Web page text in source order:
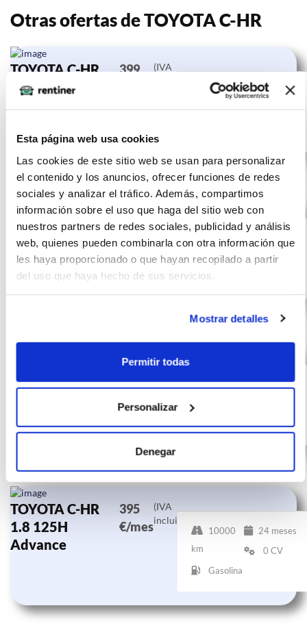
Esta página web usa cookies
Las cookies de este sitio web se usan para personalizar
el contenido y los anuncios, ofrecer funciones de redes
sociales y analizar el tráfico. Además, compartimos
información sobre el uso que haga del sitio web con
nuestros partners de redes sociales, publicidad y análisis
web, quienes pueden combinarla con otra información que
les haya proporcionado o que hayan recopilado a partir
del uso que haya hecho de sus servicios.
Mostrar detalles
Permitir todas
Personalizar
Denegar
Otras ofertas de TOYOTA C-HR
TOYOTA C-HR
1.8 125H
399
(IVA
10000
km
24 meses
0 CV
TOYOTA C-HR
1.8 125H
Advance
397
€/mes
(IVA
incluido)
10000
km
24 meses
0 CV
Gasolina
1.8 125H
412
€/mes
(IVA
10000
km
24 meses
Gasolina
TOYOTA C-HR
1.8 125H
Advance
395
€/mes
(IVA
incluido)
10000
km
24 meses
0 CV
Gasolina